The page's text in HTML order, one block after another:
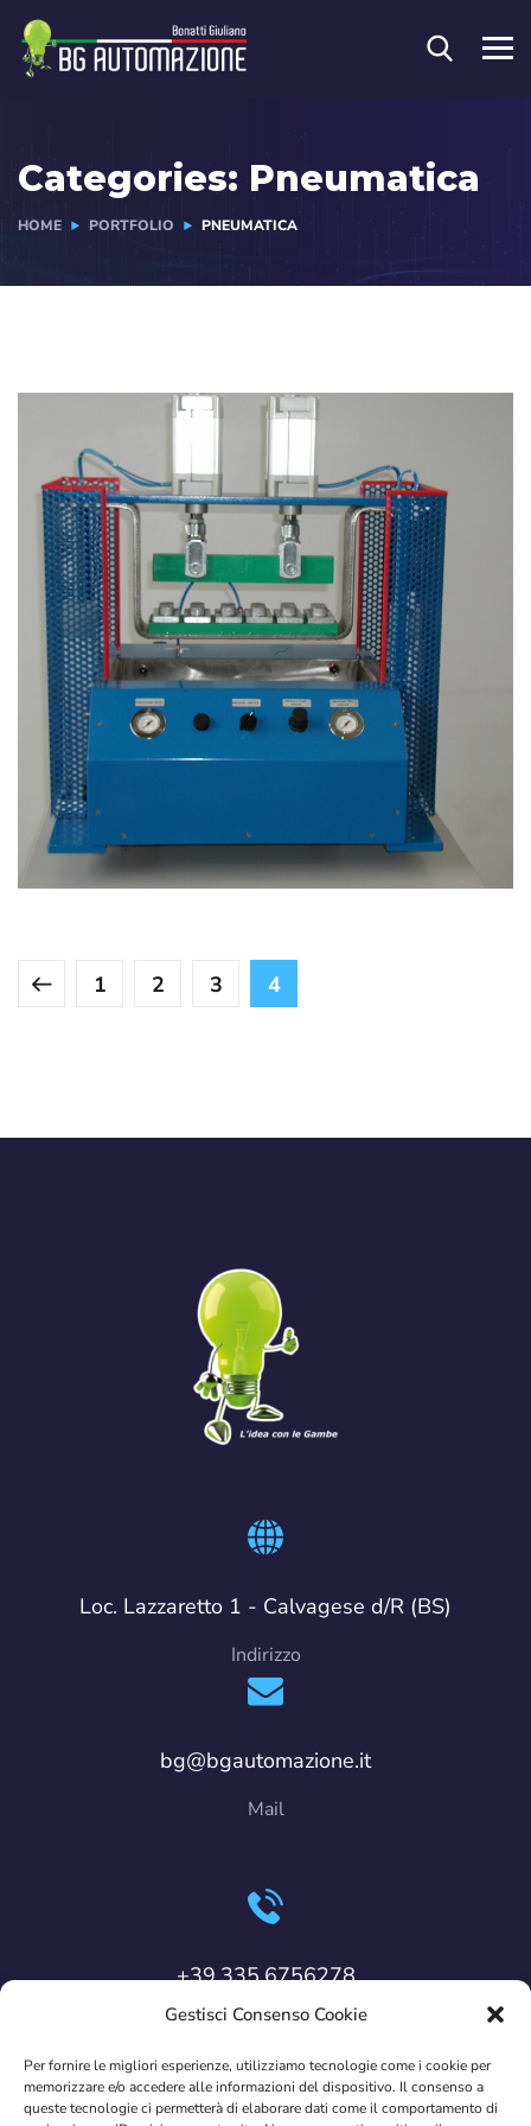
Gestisci Consenso Cookie
Per fornire le migliori esperienze, utilizziamo tecnologie come i cookie per
memorizzare e/o accedere alle informazioni del dispositivo. Il consenso a
queste tecnologie ci permetterà di elaborare dati come il comportamento di
Categories: Pneumatica
HOME PORTFOLIO PNEUMATICA
Realizzazione 17
PNEUMATICA / QUADRI
1 2 3 4
Loc. Lazzaretto 1 - Calvagese d/R (BS)
Indirizzo
bg@bgautomazione.it
Mail
+39.335.6756278
Cellulare
Copyright © 2023 BG Automazione | CF: